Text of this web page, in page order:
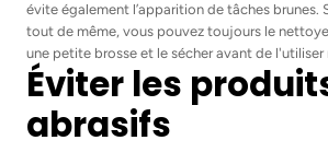
évite également l’apparition de tâches brunes.
tout de même, vous pouvez toujours le
une petite brosse et le sécher avant de l'utiliser
Éviter les
abrasifs